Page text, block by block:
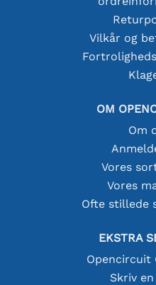
Vilkår og
OM
Om
Vores
Vores
Ofte stillede
EKSTRA
Opencircuit
Skriv